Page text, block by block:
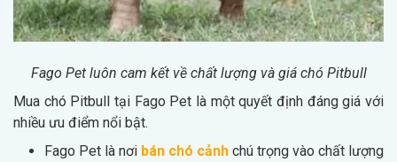
Fago Pet luôn cam kết về chất lượng và giá chó Pitbull
Mua chó Pitbull tại Fago Pet là một quyết định đáng giá với
nhiều ưu điểm nổi bật.
Fago Pet là nơi bán chó cảnh chú trọng vào chất lượng